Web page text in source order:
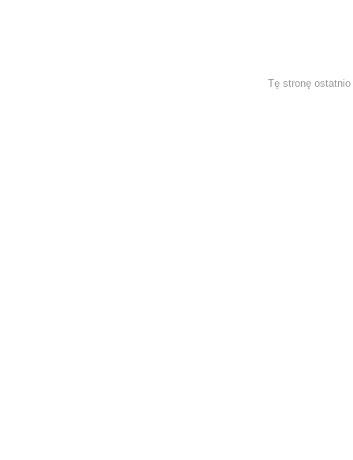
Tę stronę